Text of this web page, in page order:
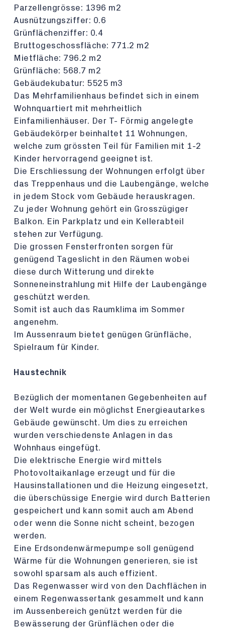
Parzellengrösse: 1396 m2
Ausnützungsziffer: 0.6
Grünflächenziffer: 0.4
Bruttogeschossfläche: 771.2 m2
Mietfläche: 796.2 m2
Grünfläche: 568.7 m2
Gebäudekubatur: 5525 m3
Das Mehrfamilienhaus befindet sich in einem
Wohnquartiert mit mehrheitlich
Einfamilienhäuser. Der T- Förmig angelegte
Gebäudekörper beinhaltet 11 Wohnungen,
welche zum grössten Teil für Familien mit 1-2
Kinder hervorragend geeignet ist.
Die Erschliessung der Wohnungen erfolgt über
das Treppenhaus und die Laubengänge, welche
in jedem Stock vom Gebäude herauskragen.
Zu jeder Wohnung gehört ein Grosszügiger
Balkon. Ein Parkplatz und ein Kellerabteil
stehen zur Verfügung.
Die grossen Fensterfronten sorgen für
genügend Tageslicht in den Räumen wobei
diese durch Witterung und direkte
Sonneneinstrahlung mit Hilfe der Laubengänge
geschützt werden.
Somit ist auch das Raumklima im Sommer
angenehm.
Im Aussenraum bietet genügen Grünfläche,
Spielraum für Kinder.
Haustechnik
Bezüglich der momentanen Gegebenheiten auf
der Welt wurde ein möglichst Energieautarkes
Gebäude gewünscht. Um dies zu erreichen
wurden verschiedenste Anlagen in das
Wohnhaus eingefügt.
Die elektrische Energie wird mittels
Photovoltaikanlage erzeugt und für die
Hausinstallationen und die Heizung eingesetzt,
die überschüssige Energie wird durch Batterien
gespeichert und kann somit auch am Abend
oder wenn die Sonne nicht scheint, bezogen
werden.
Eine Erdsondenwärmepumpe soll genügend
Wärme für die Wohnungen generieren, sie ist
sowohl sparsam als auch effizient.
Das Regenwasser wird von den Dachflächen in
einem Regenwassertank gesammelt und kann
im Aussenbereich genützt werden für die
Bewässerung der Grünflächen oder die